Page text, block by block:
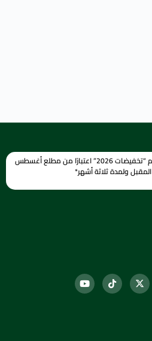
التجارة” إطلاق موسم “تخفيضات 2026” اعتبارًا من مطلع أغسطس
المقبل ولمدة ثلاثة أشهر*